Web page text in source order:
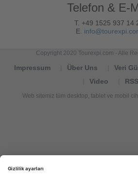
Telefon & E-
T. +49 1525 937 14
E.
Copyright 2020 Tourexpi.com - Alle
Impressum Über Uns Veri
Video
RSS
Web sitemiz tüm desktop, tablet ve mobil
news,